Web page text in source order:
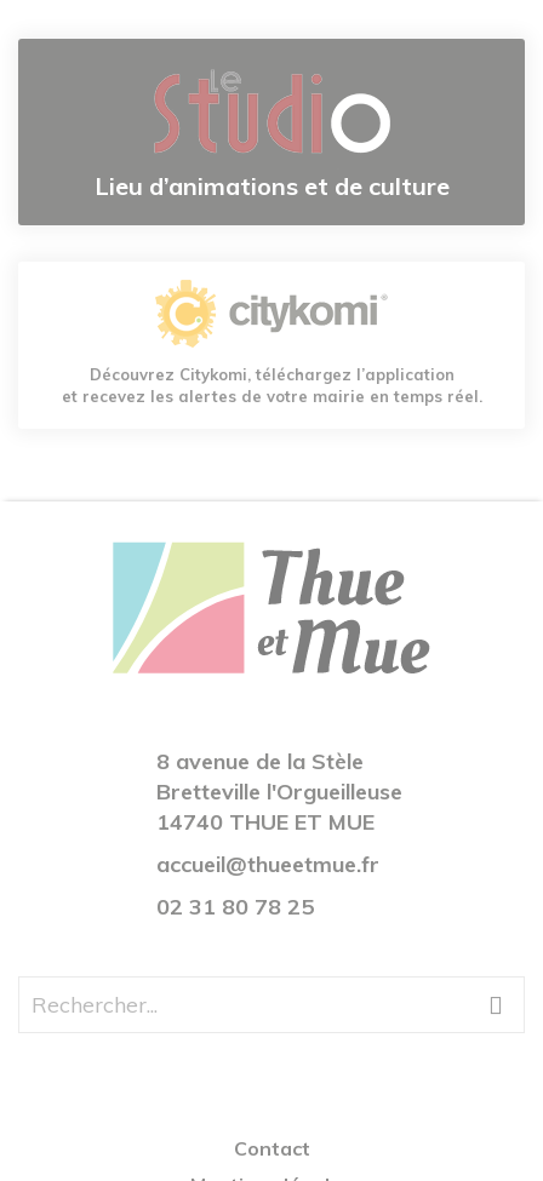
Lieu d’animations et de culture
Découvrez Citykomi, téléchargez l’application
et recevez les alertes de votre mairie en temps réel.
8 avenue de la Stèle
Bretteville l'Orgueilleuse
14740 THUE ET MUE
accueil@thueetmue.fr
02 31 80 78 25
Contact